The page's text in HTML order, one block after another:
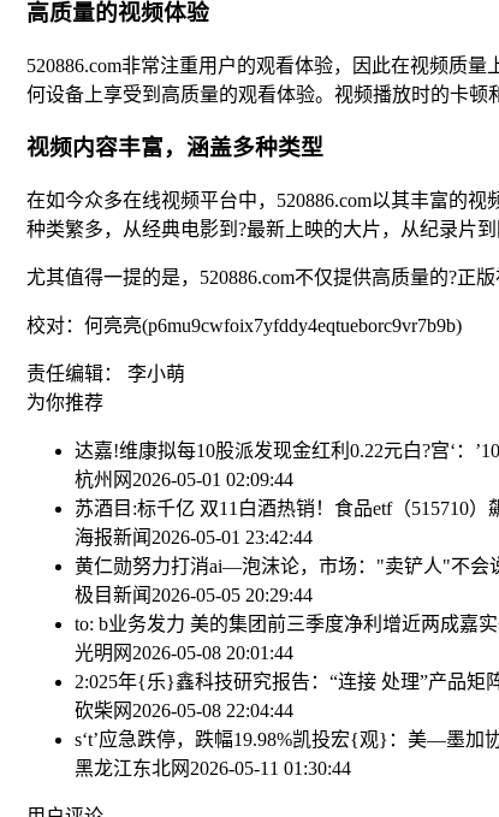
高质量的视频体验
520886.com非常注重用户的观看体验，因此在视频质
何设备上享受到高质量的观看体验。视频播放时的卡顿
视频内容丰富，涵盖多种类型
在如今众多在线视频平台中，520886.com以其丰富的
种类繁多，从经典电影到?最新上映的大片，从纪录片
尤其值得一提的是，520886.com不仅提供高质量的?正
校对：何亮亮(p6mu9cwfoix7yfddy4eqtueborc9vr7b9b)
责任编辑： 李小萌
为你推荐
达嘉!维康拟每10股派发现金红利0.22元白?宫‘：
杭州网 2026-05-01 02:09:44
苏酒目:标千亿 双11白酒热销！食品etf（515710
海报新闻 2026-05-01 23:42:44
黄仁勋努力打消ai—泡沫论，市场："卖铲人"不会
极目新闻 2026-05-05 20:29:44
to: b业务发力 美的集团前三季度净利增近两成嘉
光明网 2026-05-08 20:01:44
2:025年{乐}鑫科技研究报告：“连接 处理”产品矩
砍柴网 2026-05-08 22:04:44
s‘t’应急跌停，跌幅19.98%凯投宏{观}：美—墨加
黑龙江东北网 2026-05-11 01:30:44